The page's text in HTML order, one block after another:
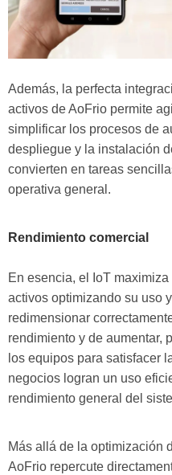
Además, la perfecta
activos de AoFrio permite
simplificar los procesos de
despliegue y la instalación
convierten en tareas
operativa general.
Rendimiento comercial
En esencia, el IoT
activos optimizando su uso
redimensionar
rendimiento y de aumentar,
los equipos para satisfacer
negocios logran un uso
rendimiento general del
Más allá de la optimización
AoFrio repercute